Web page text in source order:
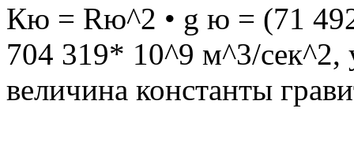
Кю = Rю^2 • g ю = (71
704 319* 10^9 м^3/сек^2,
величина константы